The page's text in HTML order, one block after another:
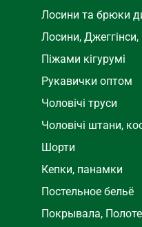
Лосини та брюки
Лосини, Джеггінси,
Піжами кігурумі
Рукавички оптом
Чоловічі труси
Чоловічі штани,
Шорти
Кепки, панамки
Постельное бельё
Покрывала,